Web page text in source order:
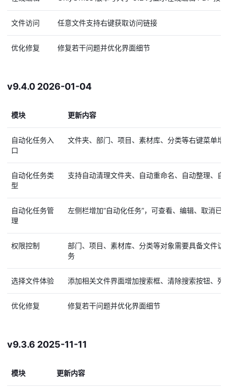
文件访问 任意文件支持右键获取访问链接
优化修复 修复若干问题并优化界面细节
v9.4.0 2026-01-04
模块 更新内容
自动化任务入
口
文件夹、部门、项目、素材库、分类等右键菜单增
自动化任务类
型
支持自动清理文件夹、自动重命名、自动整理、自
自动化任务管
理
左侧栏增加“自动化任务”，可查看、编辑、取消已
权限控制
部门、项目、素材库、分类等对象需要具备文件访
务
选择文件体验 添加相关文件界面增加搜索框、清除搜索按钮、列
优化修复 修复若干问题并优化界面细节
v9.3.6 2025-11-11
模块 更新内容